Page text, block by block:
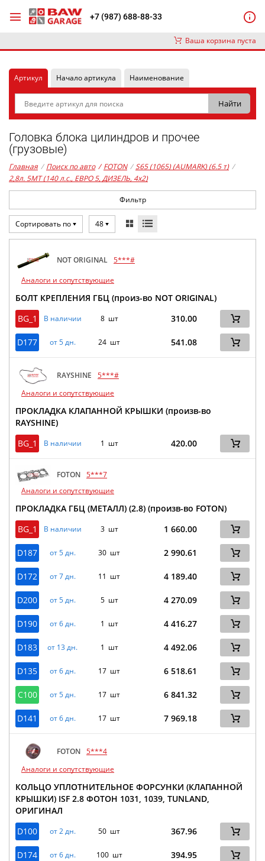
+7 (987) 688-88-33
Ваша корзина пуста
Артикул Начало артикула Наименование
Головка блока цилиндров и прочее
(грузовые)
Главная / Поиск по авто / FOTON / S65 (1065) (AUMARK) (6.5 т) /
2,8л. 5MT (140 л.с., ЕВРО 5, ДИЗЕЛЬ, 4x2)
Фильтр
Сортировать по 48
NOT ORIGINAL 5***#
Аналоги и сопутствующие
БОЛТ КРЕПЛЕНИЯ ГБЦ (произ-во NOT ORIGINAL)
BG_1
В наличии 8 шт 310.00
D177 от 5 дн. 24 шт 541.08
RAYSHINE
5***#
Аналоги и сопутствующие
ПРОКЛАДКА КЛАПАННОЙ КРЫШКИ (произв-во
RAYSHINE)
BG_1
В наличии 1 шт 420.00
FOTON 5***7
Аналоги и сопутствующие
ПРОКЛАДКА ГБЦ (МЕТАЛЛ) (2.8) (произв-во FOTON)
BG_1
В наличии 3 шт 1 660.00
D187 от 5 дн. 30 шт 2 990.61
D172 от 7 дн. 11 шт 4 189.40
D200 от 5 дн. 5 шт 4 270.09
D190 от 6 дн. 1 шт 4 416.27
D183 от 13 дн. 1 шт 4 492.06
D135 от 6 дн. 17 шт 6 518.61
C100 от 5 дн. 17 шт 6 841.32
D141 от 6 дн. 17 шт 7 969.18
FOTON 5***4
Аналоги и сопутствующие
КОЛЬЦО УПЛОТНИТЕЛЬНОЕ ФОРСУНКИ (КЛАПАННОЙ
КРЫШКИ) ISF 2.8 ФОТОН 1031, 1039, TUNLAND,
ОРИГИНАЛ
D100
от 2 дн. 50 шт 367.96
D174 от 6 дн. 100 шт 394.95